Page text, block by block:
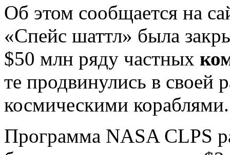
Об этом сообщается на
«Спейс шаттл» была
$50 млн ряду частных
те продвинулись в своей
космическими кораблями.
Программа NASA CLPS